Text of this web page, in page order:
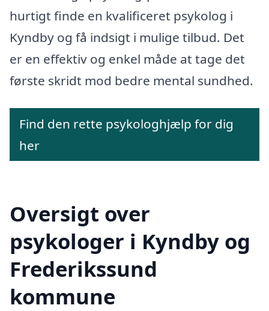
hurtigt finde en kvalificeret psykolog i
Kyndby og få indsigt i mulige tilbud. Det
er en effektiv og enkel måde at tage det
første skridt mod bedre mental sundhed.
Find den rette psykologhjælp for dig
her
Oversigt over
psykologer i Kyndby og
Frederikssund
kommune